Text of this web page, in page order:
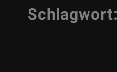
Schlagwort: